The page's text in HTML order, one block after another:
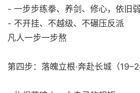
- 一步步练拳、养剑、修心，依旧
- 不开挂、不越级、不碾压反派
凡人一步一步熬
第四步：落魄立根·奔赴长城（